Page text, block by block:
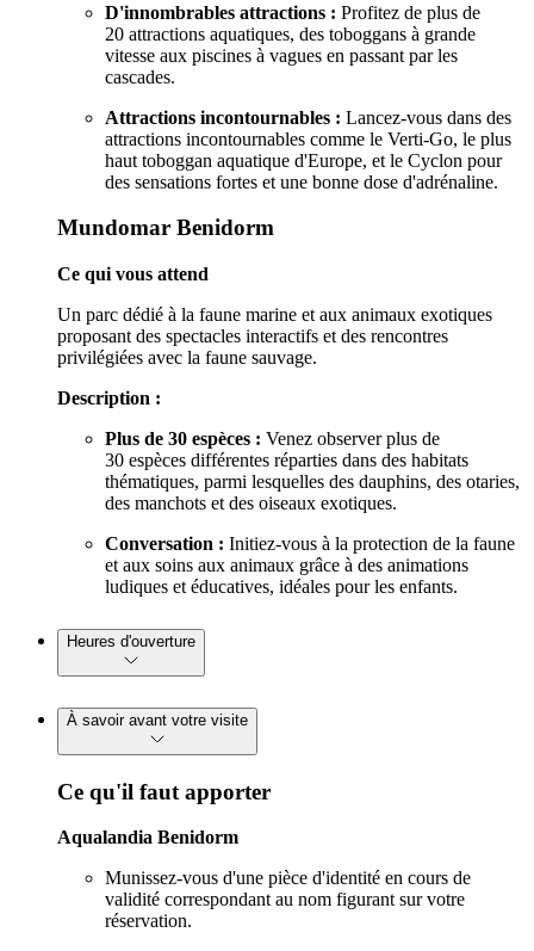
D'innombrables attractions : Profitez de plus de
20 attractions aquatiques, des toboggans à grande
vitesse aux piscines à vagues en passant par les
cascades.
Attractions incontournables : Lancez-vous dans des
attractions incontournables comme le Verti-Go, le plus
haut toboggan aquatique d'Europe, et le Cyclon pour
des sensations fortes et une bonne dose d'adrénaline.
Mundomar Benidorm
Ce qui vous attend
Un parc dédié à la faune marine et aux animaux exotiques
proposant des spectacles interactifs et des rencontres
privilégiées avec la faune sauvage.
Description :
Plus de 30 espèces : Venez observer plus de
30 espèces différentes réparties dans des habitats
thématiques, parmi lesquelles des dauphins, des otaries,
des manchots et des oiseaux exotiques.
Conversation : Initiez-vous à la protection de la faune
et aux soins aux animaux grâce à des animations
ludiques et éducatives, idéales pour les enfants.
Heures d'ouverture
À savoir avant votre visite
Ce qu'il faut apporter
Aqualandia Benidorm
Munissez-vous d'une pièce d'identité en cours de
validité correspondant au nom figurant sur votre
réservation.